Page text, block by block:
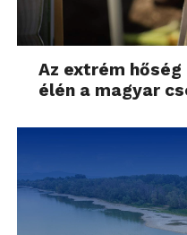
Az extrém
élén a magyar